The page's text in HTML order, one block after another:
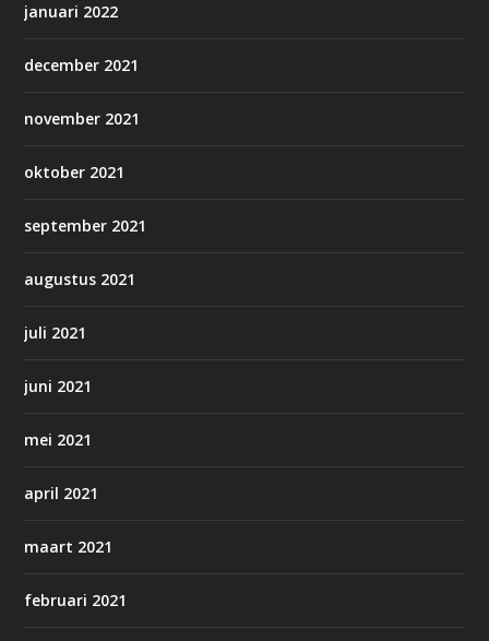
januari 2022
december 2021
november 2021
oktober 2021
september 2021
augustus 2021
juli 2021
juni 2021
mei 2021
april 2021
maart 2021
februari 2021